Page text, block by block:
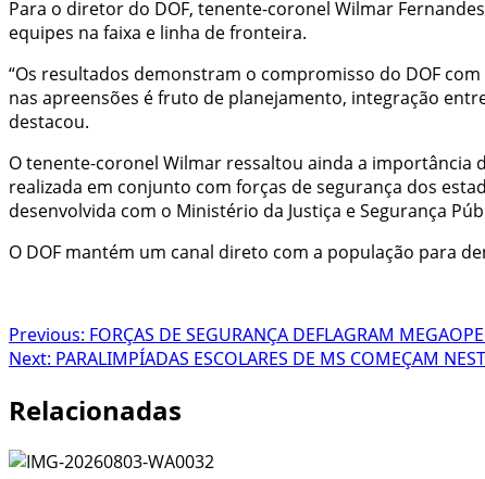
Para o diretor do DOF, tenente-coronel Wilmar
equipes na faixa e linha de fronteira.
“Os resultados demonstram o compromisso do DOF
nas apreensões é fruto de planejamento, integração
destacou.
O tenente-coronel Wilmar ressaltou ainda a importância
realizada em conjunto com forças de segurança dos
desenvolvida com o Ministério da Justiça e Segurança
O DOF mantém um canal direto com a população para
Post
navigation
Previous: FORÇAS DE SEGURANÇA DEFLAGRAM
Next: PARALIMPÍADAS ESCOLARES DE MS COMEÇAM
Relacionadas